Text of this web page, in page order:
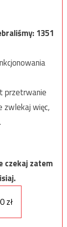
1351
przetrwanie
zwlekaj więc,
czekaj zatem
zł